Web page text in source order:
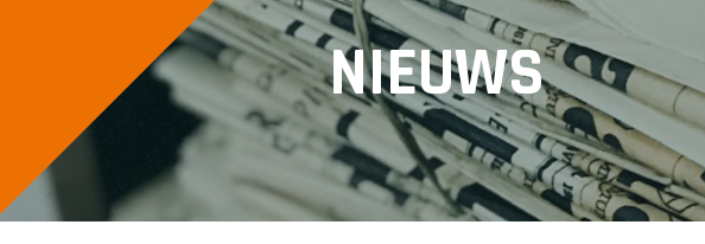
JEUGD DANS
Ballet
Jazzdans
JEUGD GYM
Kleutergym
Peutergym
Turnen
NIEUWS